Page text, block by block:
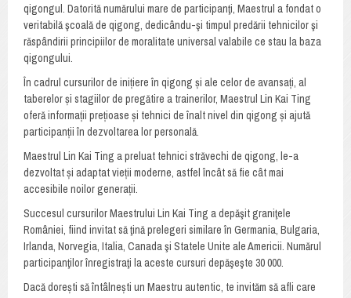
qigongul. Datorită numărului mare de participanţi, Maestrul a fondat o
veritabilă şcoală de qigong, dedicându-şi timpul predării tehnicilor şi
răspândirii principiilor de moralitate universal valabile ce stau la baza
qigongului.
În cadrul cursurilor de inițiere în qigong și ale celor de avansați, al
taberelor și stagiilor de pregătire a trainerilor, Maestrul Lin Kai Ting
oferă informații prețioase și tehnici de înalt nivel din qigong și ajută
participanții în dezvoltarea lor personală.
Maestrul Lin Kai Ting a preluat tehnici străvechi de qigong, le-a
dezvoltat și adaptat vieții moderne, astfel încât să fie cât mai
accesibile noilor generații.
Succesul cursurilor Maestrului Lin Kai Ting a depăşit graniţele
României, fiind invitat să ţină prelegeri similare în Germania, Bulgaria,
Irlanda, Norvegia, Italia, Canada şi Statele Unite ale Americii. Numărul
participanţilor înregistraţi la aceste cursuri depăşeşte 30 000.
Dacă dorești să întâlnești un Maestru autentic, te invităm să afli care